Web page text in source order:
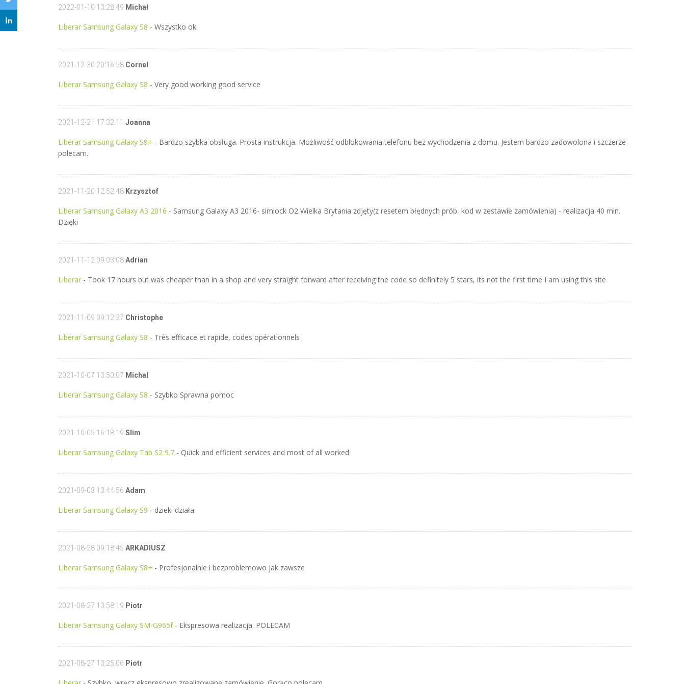
2022-01-10 13:28:49 Michał
Liberar Samsung Galaxy S8 - Wszystko ok.
2021-12-30 20:16:58 Cornel
Liberar Samsung Galaxy S8 - Very good working good service
2021-12-21 17:32:11 Joanna
Liberar Samsung Galaxy S9+ - Bardzo szybka obsługa. Prosta instrukcja. Możliwość odblokowania telefonu bez wychodzenia z domu. Jestem bardzo zadowolona i szczerze
polecam.
2021-11-20 12:52:48 Krzysztof
Liberar Samsung Galaxy A3 2016 - Samsung Galaxy A3 2016- simlock O2 Wielka Brytania zdjęty(z resetem błędnych prób, kod w zestawie zamówienia) - realizacja 40 min.
Dzięki
2021-11-12 09:03:08Adrian
Liberar - Took 17 hours but was cheaper than in a shop and very straight forward after receiving the code so definitely 5 stars, its not the first time I am using this site
2021-11-09 09:12:37 Christophe
Liberar Samsung Galaxy S8 - Très efficace et rapide, codes opérationnels
2021-10-07 13:50:07 Michal
Liberar Samsung Galaxy S8 - Szybko Sprawna pomoc
2021-10-05 16:18:19 Slim
Liberar Samsung Galaxy Tab S2 9.7 - Quick and efficient services and most of all worked
2021-09-03 13:44:56 Adam
Liberar Samsung Galaxy S9 - dzieki działa
2021-08-28 09:18:45 ARKADIUSZ
Liberar Samsung Galaxy S8+ - Profesjonalnie i bezproblemowo jak zawsze
2021-08-27 13:58:19 Piotr
Liberar Samsung Galaxy SM-G965f- Ekspresowa realizacja. POLECAM
2021-08-27 13:25:06 Piotr